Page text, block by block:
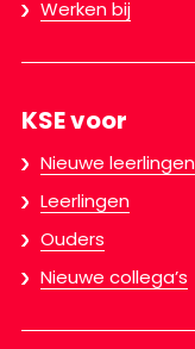
Werken bij
KSE voor
Nieuwe leerlingen
Leerlingen
Ouders
Nieuwe collega’s